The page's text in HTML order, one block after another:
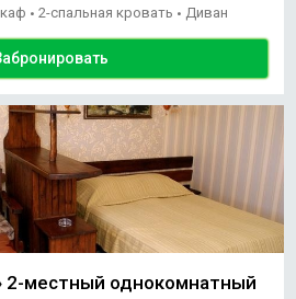
• 2-спальная кровать • Диван
2-местный однокомнатный